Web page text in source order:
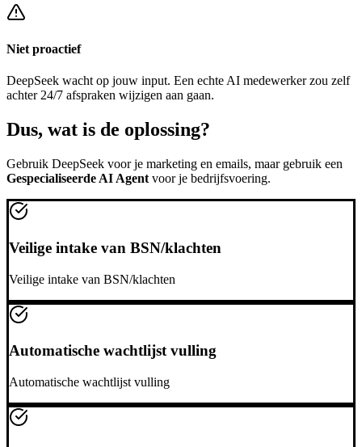
Niet proactief
DeepSeek wacht op jouw input. Een echte AI medewerker zou zelf
achter24/7 afspraken wijzigen aan gaan.
Dus, wat is de oplossing?
Gebruik DeepSeek voor je marketing en emails, maar gebruik een
Gespecialiseerde AI Agent voor je bedrijfsvoering.
Veilige intake van BSN/klachten
Veilige intake van BSN/klachten
Automatische wachtlijst vulling
Automatische wachtlijst vulling